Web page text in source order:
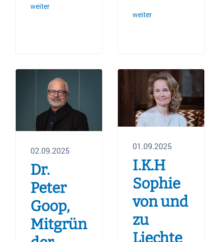
weiter
weiter
02.09.2025
Dr.
Peter
Goop,
Mitgrün
01.09.2025
I.K.H
Sophie
von und
zu
Liechte